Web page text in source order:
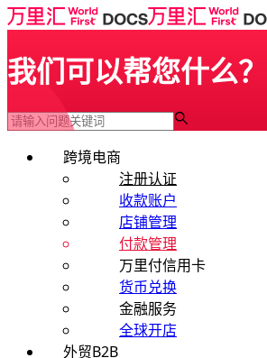
我们可以帮您什么？
跨境电商
注册认证
收款账户
店铺管理
付款管理
万里付信用卡
货币兑换
金融服务
全球开店
外贸B2B